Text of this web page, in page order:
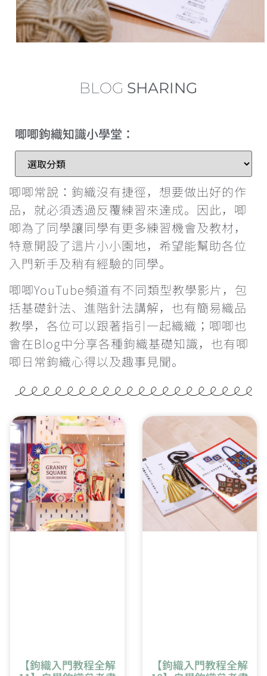
短針及長針的延長針法鉤織做法教學 How to make extended single crochet and extended double crochet
繞線後到底要拉多高？
鉤針要怎麼選？不同材質有甚麼分別？
每次繞線過圈時都卡關，怎麼辦？
鉤織玩偶一定要學會隱形減針的做法
為甚麼鉤織會引致手痛？手痛該怎麼辦？
雙色鎖針的做法
重新入針時的方向
橢圓形開針教學 5:52
BLOG SHARING
唧唧鉤織知識小學堂：
唧唧常說：鉤織沒有捷徑，想要做出好的作
品，就必須透過反覆練習來達成。因此，唧
唧為了同學讓同學有更多練習機會及教材，
特意開設了這片小小園地，希望能幫助各位
入門新手及稍有經驗的同學。
唧唧YouTube頻道有不同類型教學影片，包
括基礎針法、進階針法講解，也有簡易織品
教學，各位可以跟著指引一起織織；唧唧也
會在Blog中分享各種鉤織基礎知識，也有唧
唧日常鉤織心得以及趣事見聞。
【鉤織入門教程全解
【鉤織入門教程全解